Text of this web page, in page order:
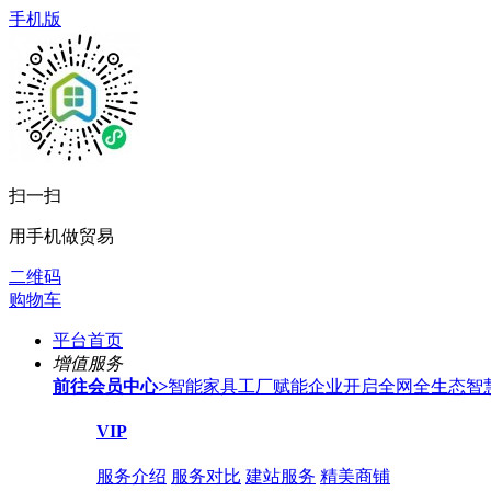
手机版
扫一扫
用手机做贸易
二维码
购物车
平台首页
增值服务
前往会员中心>智能家具工厂赋能企业开启全网全生态智
VIP
服务介绍 服务对比 建站服务 精美商铺